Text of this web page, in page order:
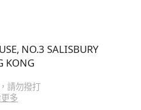
NO.3 SALISBURY
KONG
請勿撥打
多